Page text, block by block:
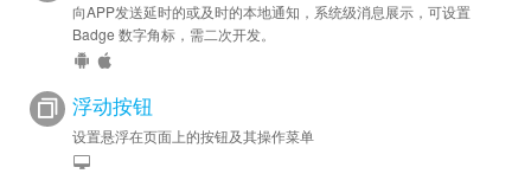
向APP发送延时的或及时的本地通知，系统级消息展示，可设置
Badge 数字角标，需二次开发。
浮动按钮
设置悬浮在页面上的按钮及其操作菜单